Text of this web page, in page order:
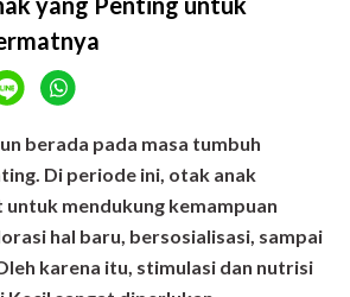
berada pada masa tumbuh
Di periode ini, otak anak
mendukung kemampuan
hal baru, bersosialisasi, sampai
karena itu, stimulasi dan nutrisi